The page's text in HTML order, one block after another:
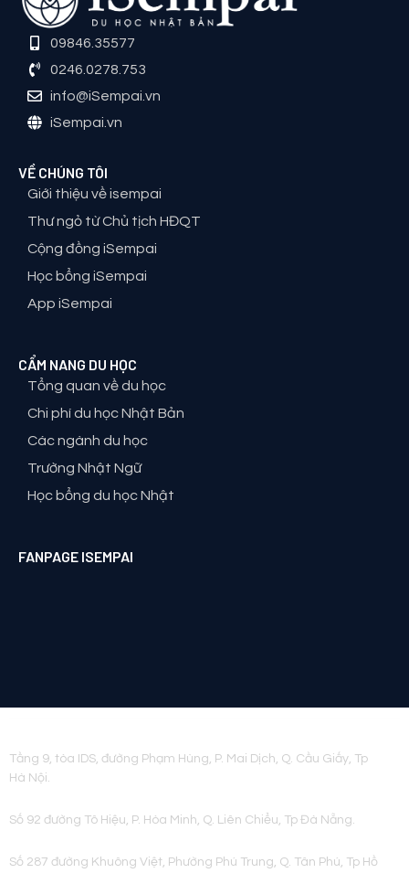
09846.35577
0246.0278.753
info@iSempai.vn
iSempai.vn
VỀ CHÚNG TÔI
Giới thiệu về isempai
Thư ngỏ từ Chủ tịch HĐQT
Cộng đồng iSempai
Học bổng iSempai
App iSempai
CẨM NANG DU HỌC
Tổng quan về du học
Chi phí du học Nhật Bản
Các ngành du học
Trường Nhật Ngữ
Học bổng du học Nhật
FANPAGE ISEMPAI
HÀ NỘI
Tầng 9, tòa IDS, đường Phạm Hùng, P. Mai Dịch, Q. Cầu Giấy, Tp
Hà Nội.
ĐÀ NẴNG
Số 92 đường Tô Hiệu, P. Hòa Minh, Q. Liên Chiểu, Tp Đà Nẵng.
HỒ CHÍ MINH
Số 287 đường Khuông Việt, Phường Phú Trung, Q. Tân Phú, Tp Hồ